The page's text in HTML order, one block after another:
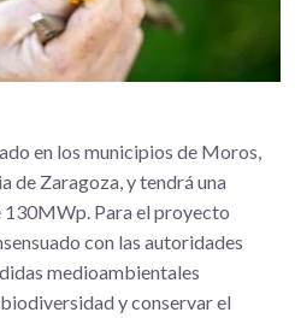
en los municipios de Moros,
de Zaragoza, y tendrá una
Para el proyecto
con las autoridades
medioambientales
y conservar el